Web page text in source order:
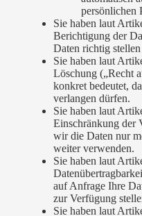
persönlichen
Sie haben laut
Berichtigung der
Daten richtig
Sie haben laut
Löschung („Recht
konkret bedeutet,
verlangen dürfen.
Sie haben laut
Einschränkung der
wir die Daten nur
weiter verwenden.
Sie haben laut
auf Anfrage Ihre
zur Verfügung
Sie haben laut